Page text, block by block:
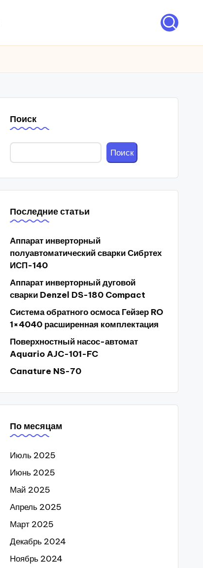
Поиск
Поиск
Последние статьи
Аппарат инверторный
полуавтоматический сварки Сибртех
ИСП-140
Аппарат инверторный дуговой
сварки Denzel DS-180 Compact
Система обратного осмоса Гейзер RO
1×4040 расширенная комплектация
Поверхностный насос-автомат
Aquario AJC-101-FC
Canature NS-70
По месяцам
Июль 2025
Июнь 2025
Май 2025
Апрель 2025
Март 2025
Декабрь 2024
Ноябрь 2024